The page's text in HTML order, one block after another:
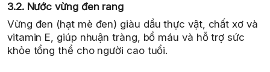
3.2. Nước vừng đen rang
Vừng đen (hạt mè đen) giàu dầu thực vật, chất xơ và
vitamin E, giúp nhuận tràng, bổ máu và hỗ trợ sức
khỏe tổng thể cho người cao tuổi.